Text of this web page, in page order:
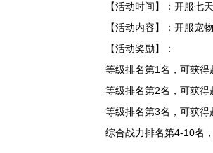
【活动时间】：开服七天
【活动内容】：开服宠
【活动奖励】：
等级排名第1名，可获得
等级排名第2名，可获得
等级排名第3名，可获得
综合战力排名第4-10名